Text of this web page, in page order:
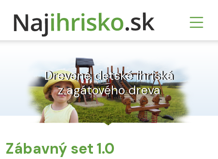
Drevené detské ihriská
z agátového dreva
Zábavný set 1.0